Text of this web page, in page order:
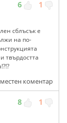
6 1
сблъсък е
на по-
твърдостта
коментар
8 1